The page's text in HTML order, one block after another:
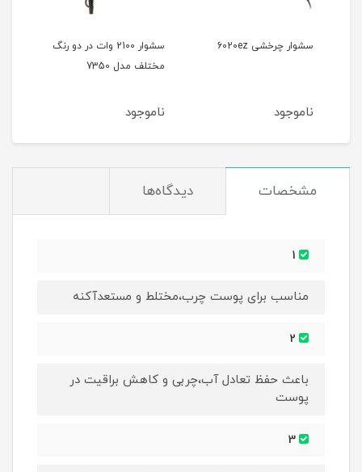
سشوار چرخشی 6020ez
ناموجود
سشوار 2100 وات در دو رنگ
مختلف مدل 7350
ناموجود
مشخصات دیدگاه‌ها
مناسب برای پوست چرب،مختلط و مستعدآکنه
باعث حفظ تعادل آب،چربی و کاهش براقیت در
پوست